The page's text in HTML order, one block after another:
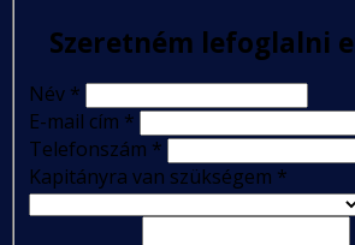
Szeretném lefoglalni
Név *
E-mail cím *
Telefonszám *
Kapitányra van szükségem *